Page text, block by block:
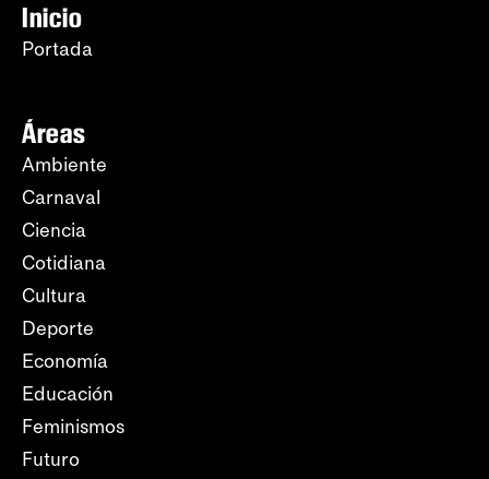
Inicio
Portada
Áreas
Ambiente
Carnaval
Ciencia
Cotidiana
Cultura
Deporte
Economía
Educación
Feminismos
Futuro